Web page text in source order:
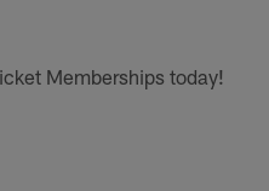
Memberships today!